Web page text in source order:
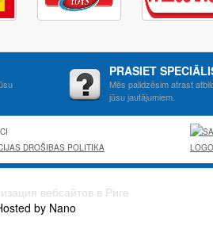
PRASIET
Mēs palidzēsim atrast
jūsu jautājumiem.
DROŠIBAS POLITIKA
вебсайтов в Риге
by Nano